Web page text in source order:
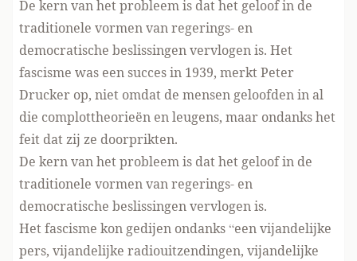
De kern van het probleem is dat het geloof in de
traditionele vormen van regerings- en
democratische beslissingen vervlogen is. Het
fascisme was een succes in 1939, merkt Peter
Drucker op, niet omdat de mensen geloofden in al
die complottheorieën en leugens, maar ondanks het
feit dat zij ze doorprikten.
De kern van het probleem is dat het geloof in de
traditionele vormen van regerings- en
democratische beslissingen vervlogen is.
Het fascisme kon gedijen ondanks “een vijandelijke
pers, vijandelijke radiouitzendingen, vijandelijke